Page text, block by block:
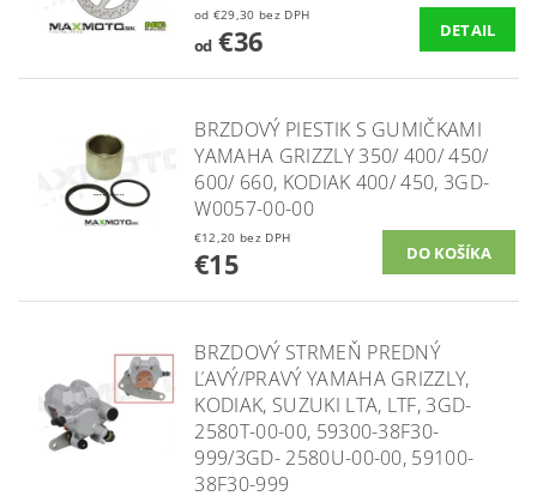
od €29,30 bez DPH
od€36 DETAIL
BRZDOVÝ PIESTIK S GUMIČKAMI
YAMAHA GRIZZLY 350/ 400/ 450/
600/ 660, KODIAK 400/ 450, 3GD-
W0057-00-00
€12,20 bez DPH
€15
BRZDOVÝ STRMEŇ PREDNÝ
ĽAVÝ/PRAVÝ YAMAHA GRIZZLY,
KODIAK, SUZUKI LTA, LTF, 3GD-
2580T-00-00, 59300-38F30-
999/3GD- 2580U-00-00​, 59100-
38F30-999